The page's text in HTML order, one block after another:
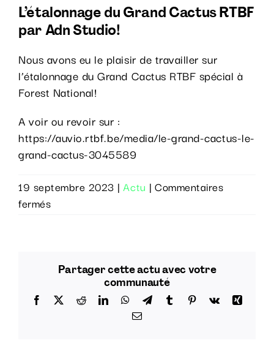
L’étalonnage du Grand Cactus RTBF
par Adn Studio!
Nous avons eu le plaisir de travailler sur
l’étalonnage du Grand Cactus RTBF spécial à
Forest National!
A voir ou revoir sur :
https://auvio.rtbf.be/media/le-grand-cactus-le-
grand-cactus-3045589
19 septembre 2023 | Actu | Commentaires
ferméssur
Cactus
par
Partager cette actu avec votre
communauté
Facebook RedditLinkedInWhatsApp
Telegram
Tumblr Pinterest
Vk
Xing
Email